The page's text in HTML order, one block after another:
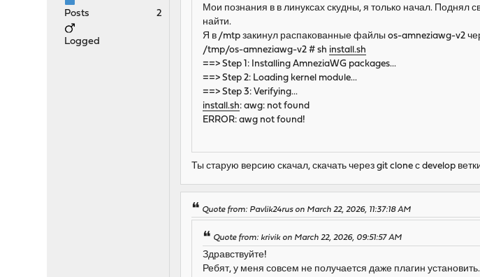
Posts 2
Logged
Мои познания в в линуксах скудны, я только начал.
найти.
Я в /mtp закинул распакованные файлы os-amneziawg-v2
/tmp/os-amneziawg-v2 # sh install.sh
==> Step 1: Installing AmneziaWG packages...
==> Step 2: Loading kernel module...
==> Step 3: Verifying...
install.sh: awg: not found
ERROR: awg not found!
Ты старую версию скачал, скачать через git clone с develop
Quote from: Pavlik24rus on March 22, 2026, 11:37:18 AM
Quote from: krivik on March 22, 2026, 09:51:57 AM
Здравствуйте!
Ребят, у меня совсем не получается даже плагин установить.